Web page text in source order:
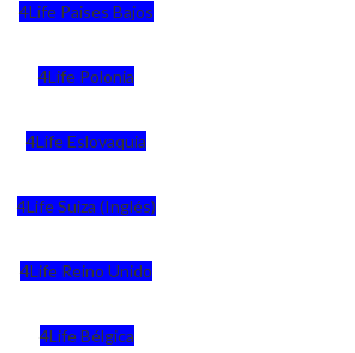
4Life Paises Bajos
4Life Polonia
4Life Eslovaquia
4Life Suiza (Inglés)
4Life Reino Unido
4Life Bélgica